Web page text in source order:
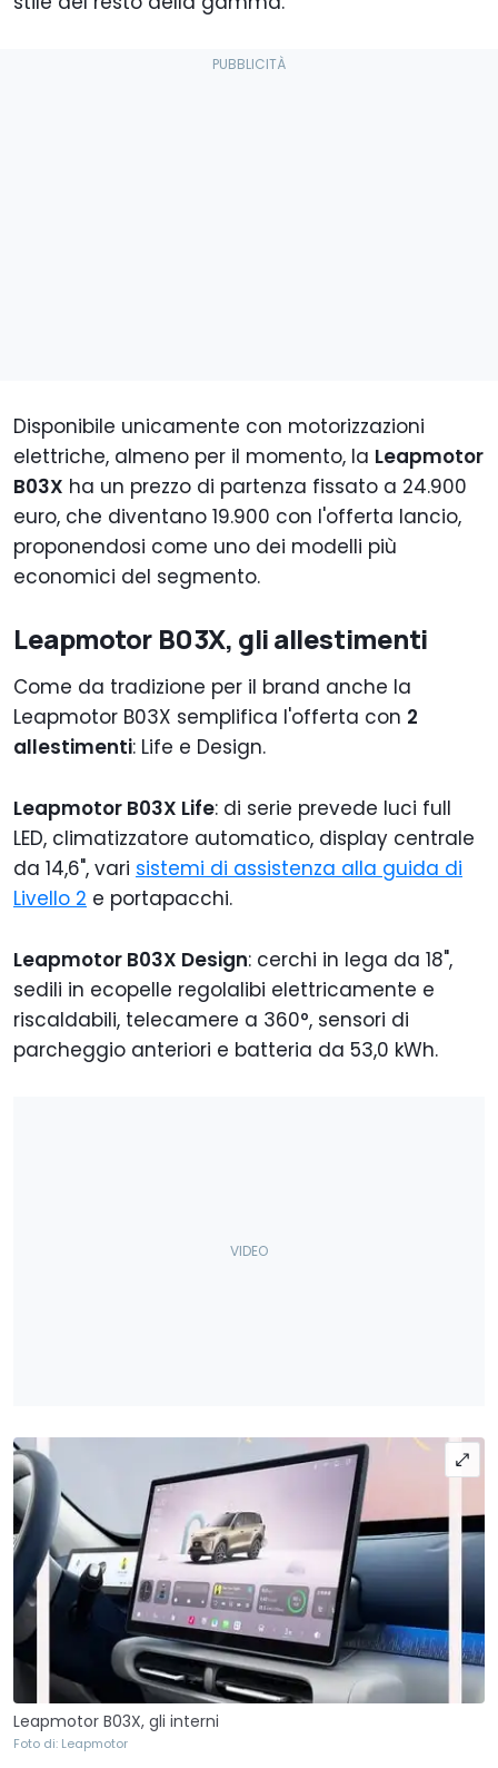
Disponibile unicamente con motorizzazioni
elettriche, almeno per il momento, la Leapmotor
B03X ha un prezzo di partenza fissato a 24.900
euro, che diventano 19.900 con l'offerta lancio,
proponendosi come uno dei modelli più
economici del segmento.
Leapmotor B03X, gli allestimenti
Come da tradizione per il brand anche la
Leapmotor B03X semplifica l'offerta con 2
allestimenti: Life e Design.
Leapmotor B03X Life: di serie prevede luci full
LED, climatizzatore automatico, display centrale
da 14,6", vari sistemi di assistenza alla guida di
Livello 2 e portapacchi.
Leapmotor B03X Design: cerchi in lega da 18",
sedili in ecopelle regolalibi elettricamente e
riscaldabili, telecamere a 360°, sensori di
parcheggio anteriori e batteria da 53,0 kWh.
Leapmotor B03X, gli interni
Foto di: Leapmotor